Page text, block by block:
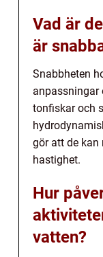
Vad är
är
Snabbheten
anpassningar
tonfiskar och
gör att de kan
hastighet.
Hur
vatten?